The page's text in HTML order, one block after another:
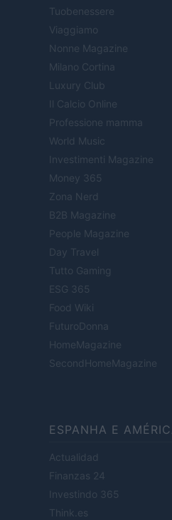
Tuobenessere
Viaggiamo
Nonne Magazine
Milano Cortina
Luxury Club
Il Calcio Online
Professione mamma
World Music
Investimenti Magazine
Money 365
Zona Nerd
B2B Magazine
People Magazine
Day Travel
Tutto Gaming
ESG 365
Food Wiki
FuturoDonna
HomeMagazine
SecondHomeMagazine
ESPANHA E
Actualidad
Finanzas 24
Investindo 365
Think.es